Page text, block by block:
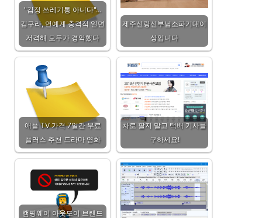
"감정 쓰레기통 아니다"...
김구라, 연예계 충격적 일면
저격해 모두가 경악했다
제주신랑신부님소파기대이
상입니다
애플 TV 가격 7일간 무료
플러스 추천 드라마 영화
차로 팔지 말고 택배 기사를
구하세요!
캠핑웨어 아웃도어 브랜드